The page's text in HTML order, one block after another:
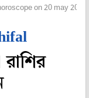
on 20 may 2026